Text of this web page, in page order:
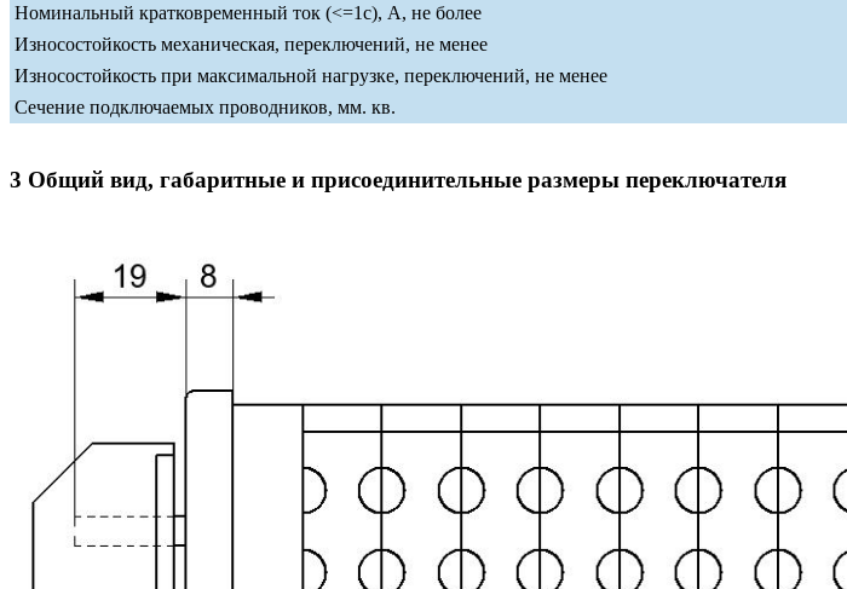
Номинальный кратковременный ток (<=1c), А, не более
Износостойкость механическая, переключений, не менее
Износостойкость при максимальной нагрузке, переключений, не менее
Сечение подключаемых проводников, мм. кв.
3 Общий вид, габаритные и присоединительные размеры переключателя